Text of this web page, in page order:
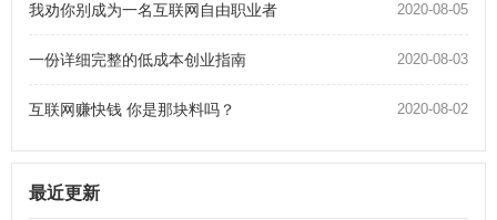
2020-08-05
我劝你别成为一名互联网自由职业者
2020-08-03
一份详细完整的低成本创业指南
2020-08-02
互联网赚快钱 你是那块料吗？
最近更新